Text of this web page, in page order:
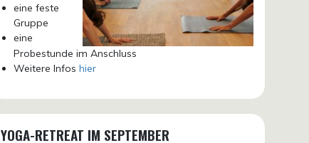
eine feste
Gruppe
eine
Probestunde im Anschluss
Weitere Infos hier
YOGA-RETREAT IM SEPTEMBER